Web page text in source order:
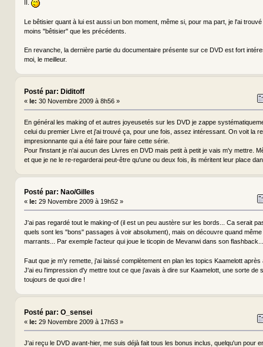
Le bêtisier quant à lui est aussi un bon moment, même si, pour ma part, je l'ai
moins "bêtisier" que les précédents.
En revanche, la dernière partie du documentaire présente sur ce DVD est fort
moi, le meilleur.
Posté par: Diditoff
« le: 30 Novembre 2009 à 8h56 »
En général les making of et autres joyeusetés sur les DVD je zappe
celui du premier Livre et j'ai trouvé ça, pour une fois, assez intéressant. On voit la
impresionnante qui a été faire pour faire cette série.
Pour l'instant je n'ai aucun des Livres en DVD mais petit à petit je vais m'y mettre.
et que je ne le re-regarderai peut-être qu'une ou deux fois, ils méritent leur place
Posté par: Nao/Gilles
« le: 29 Novembre 2009 à 19h52 »
J'ai pas regardé tout le making-of (il est un peu austère sur les bords... Ca serait
quels sont les "bons" passages à voir absolument), mais on découvre quand
marrants... Par exemple l'acteur qui joue le ticopin de Mevanwi dans son
Faut que je m'y remette, j'ai laissé complètement en plan les topics Kaamelott après
J'ai eu l'impression d'y mettre tout ce que j'avais à dire sur Kaamelott, une sorte de
toujours de quoi dire !
Posté par: O_sensei
« le: 29 Novembre 2009 à 17h53 »
J'ai reçu le DVD avant-hier, me suis déjà fait tous les bonus inclus, quelqu'un pour